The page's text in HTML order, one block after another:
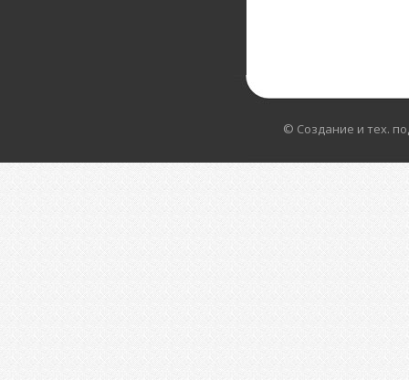
© Создание и тех.